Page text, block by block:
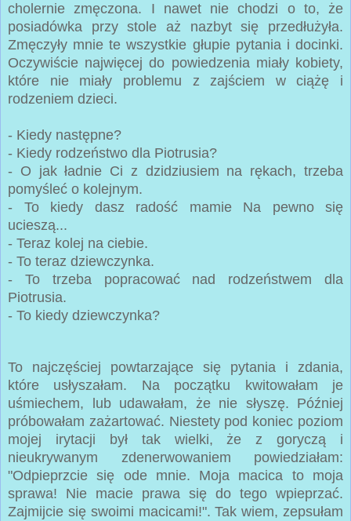
cholernie zmęczona. I nawet nie chodzi o to, że
posiadówka przy stole aż nazbyt się przedłużyła.
Zmęczyły mnie te wszystkie głupie pytania i docinki.
Oczywiście najwięcej do powiedzenia miały kobiety,
które nie miały problemu z zajściem w ciążę i
rodzeniem dzieci.
- Kiedy następne?
- Kiedy rodzeństwo dla Piotrusia?
- O jak ładnie Ci z dzidziusiem na rękach, trzeba
pomyśleć o kolejnym.
- To kiedy dasz radość mamie Na pewno się
ucieszą...
- Teraz kolej na ciebie.
- To teraz dziewczynka.
- To trzeba popracować nad rodzeństwem dla
Piotrusia.
- To kiedy dziewczynka?
To najczęściej powtarzające się pytania i zdania,
które usłyszałam. Na początku kwitowałam je
uśmiechem, lub udawałam, że nie słyszę. Później
próbowałam zażartować. Niestety pod koniec poziom
mojej irytacji był tak wielki, że z goryczą i
nieukrywanym zdenerwowaniem powiedziałam:
"Odpieprzcie się ode mnie. Moja macica to moja
sprawa! Nie macie prawa się do tego wpieprzać.
Zajmijcie się swoimi macicami!". Tak wiem, zepsułam